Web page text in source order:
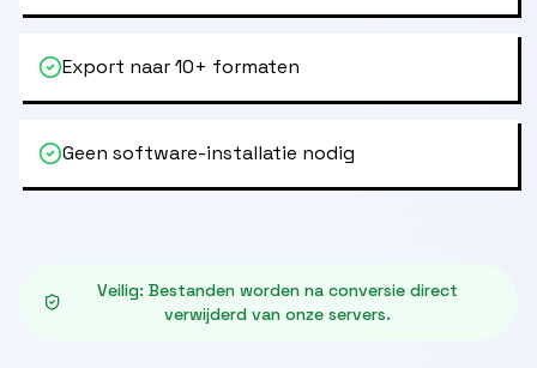
Export naar 10+ formaten
Geen software-installatie nodig
Veilig: Bestanden worden na conversie direct
verwijderd van onze servers.